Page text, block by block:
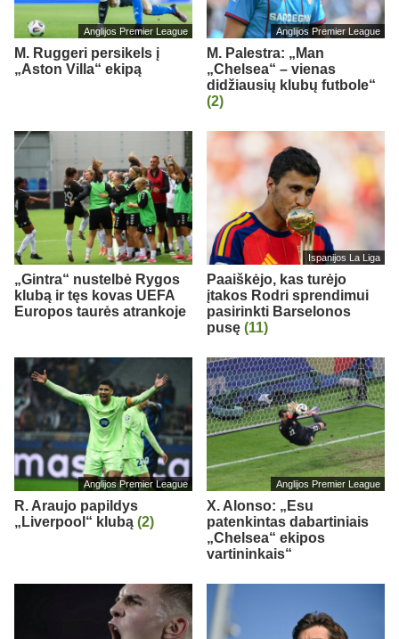
Anglijos Premier League
M. Ruggeri persikels į
„Aston Villa“ ekipą
Anglijos Premier League
M. Palestra: „Man
„Chelsea“ – vienas
didžiausių klubų futbole“
(2)
„Gintra“ nustelbė Rygos
klubą ir tęs kovas UEFA
Europos taurės atrankoje
Ispanijos La Liga
Paaiškėjo, kas turėjo
įtakos Rodri sprendimui
pasirinkti Barselonos
pusę (11)
Anglijos Premier League
R. Araujo papildys
„Liverpool“ klubą (2)
Anglijos Premier League
X. Alonso: „Esu
patenkintas dabartiniais
„Chelsea“ ekipos
vartininkais“